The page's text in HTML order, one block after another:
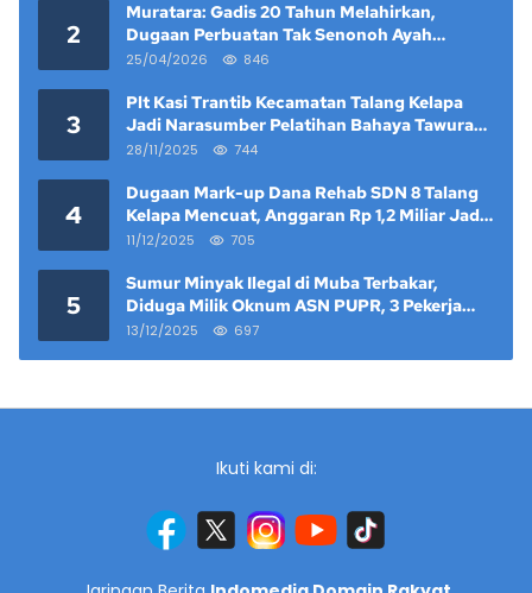
2
Muratara: Gadis 20 Tahun Melahirkan,
Dugaan Perbuatan Tak Senonoh Ayah
Kandung Mencuat
25/04/2026 846
3
Plt Kasi Trantib Kecamatan Talang Kelapa
Jadi Narasumber Pelatihan Bahaya Tawuran
dan Narkoba di Keramat Raya
28/11/2025 744
4
Dugaan Mark-up Dana Rehab SDN 8 Talang
Kelapa Mencuat, Anggaran Rp 1,2 Miliar Jadi
Sorotan
11/12/2025 705
5
Sumur Minyak Ilegal di Muba Terbakar,
Diduga Milik Oknum ASN PUPR, 3 Pekerja
Tewas
13/12/2025 697
Ikuti kami di: